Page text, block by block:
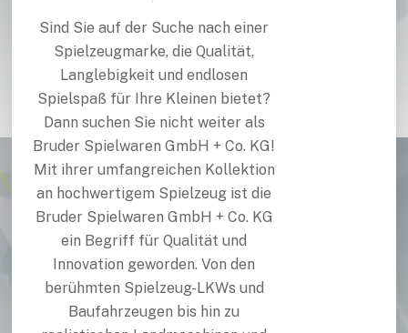
Sind Sie auf der Suche nach einer
Spielzeugmarke, die Qualität,
Langlebigkeit und endlosen
Spielspaß für Ihre Kleinen bietet?
Dann suchen Sie nicht weiter als
Bruder Spielwaren GmbH + Co. KG!
Mit ihrer umfangreichen Kollektion
an hochwertigem Spielzeug ist die
Bruder Spielwaren GmbH + Co. KG
ein Begriff für Qualität und
Innovation geworden. Von den
berühmten Spielzeug-LKWs und
Baufahrzeugen bis hin zu